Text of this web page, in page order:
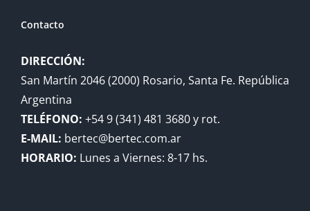
Contacto
DIRECCIÓN:
San Martín 2046 (2000) Rosario, Santa Fe. República
Argentina
TELÉFONO: +54 9 (341) 481 3680 y rot.
E-MAIL: bertec@bertec.com.ar
HORARIO: Lunes a Viernes: 8-17 hs.